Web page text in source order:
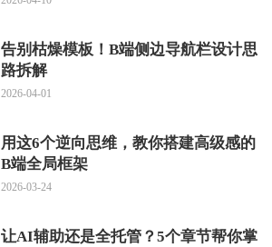
告别枯燥模板！B端侧边导航栏设计思
路拆解
2026-04-01
用这6个逆向思维，教你搭建高级感的
B端全局框架
2026-03-24
让AI辅助还是全托管？5个章节帮你掌